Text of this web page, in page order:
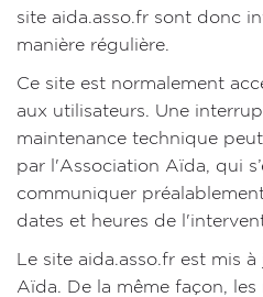
site aida.asso.fr sont donc
manière régulière.
Ce site est normalement
aux utilisateurs. Une
maintenance technique
par l'Association Aïda, qui
communiquer
dates et heures de
Le site aida.asso.fr est mis
Aïda. De la même façon, les